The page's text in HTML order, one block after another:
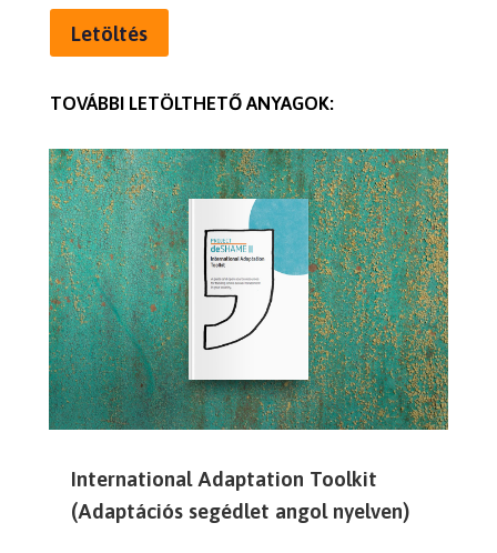
Letöltés
TOVÁBBI LETÖLTHETŐ ANYAGOK:
International Adaptation Toolkit
(Adaptációs segédlet angol nyelven)